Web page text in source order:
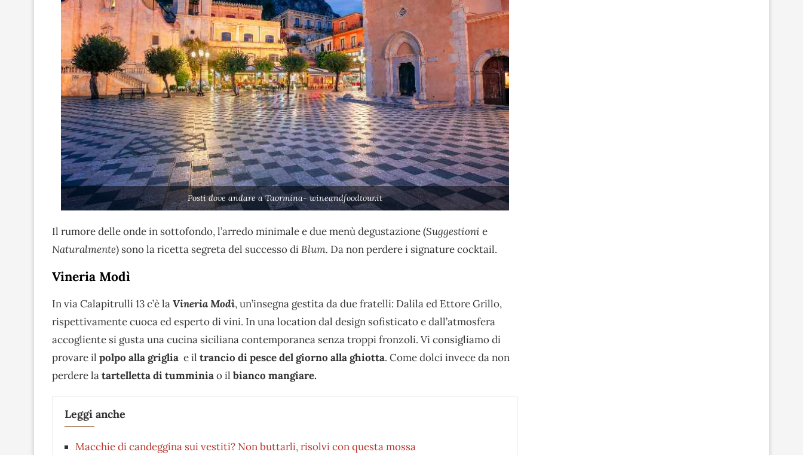
Posti dove andare a Taormina- wineandfoodtour.it
Il rumore delle onde in sottofondo, l’arredo minimale e due menù degustazione (Suggestioni e
Naturalmente) sono la ricetta segreta del successo diBlum. Da non perdere i signature cocktail.
Vineria Modì
In via Calapitrulli 13 c’è laVineria Modì, un’insegna gestita da due fratelli: Dalila ed Ettore Grillo,
rispettivamente cuoca ed esperto di vini. In una location dal design sofisticato e dall’atmosfera
accogliente si gusta una cucina siciliana contemporanea senza troppi fronzoli. Vi consigliamo di
provare il polpo alla griglia e il trancio di pesce del giorno alla ghiotta. Come dolci invece da non
perdere latartelletta di tumminiao il bianco mangiare.
Leggi anche
Macchie di candeggina sui vestiti? Non buttarli, risolvi con questa mossa